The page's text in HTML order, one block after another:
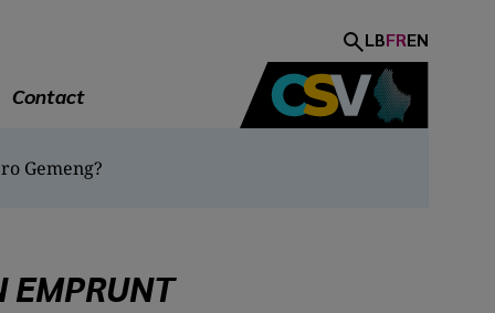
LBFREN
Contact
Gemeng?
EMPRUNT